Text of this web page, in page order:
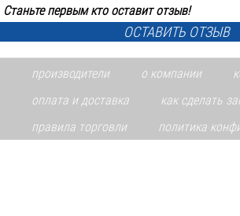
Станьте первым кто оставит отзыв!
ОСТАВИТЬ ОТЗЫВ
производители о компании
оплата и доставка
как сделать
правила торговли
политика